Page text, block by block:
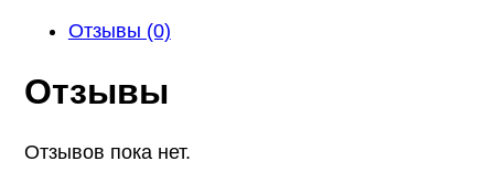
Отзывы (0)
Отзывы
Отзывов пока нет.